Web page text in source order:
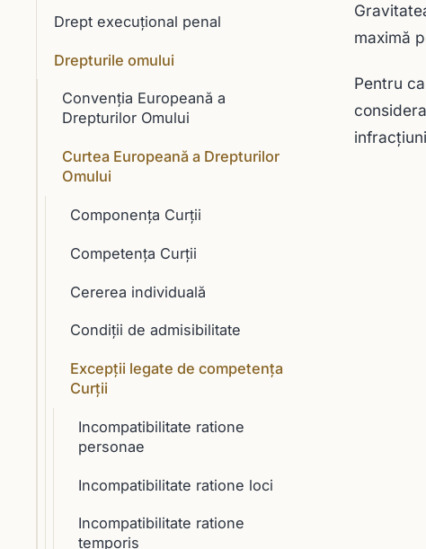
Drept execuţional penal
Drepturile omului
Convenția Europeană a
Drepturilor Omului
Curtea Europeană a Drepturilor
Omului
Componenţa Curţii
Competența Curții
Cererea individuală
Condiții de admisibilitate
Excepții legate de competența
Curții
Incompatibilitate ratione
personae
Incompatibilitate ratione loci
Incompatibilitate ratione
temporis
maximă
Pentru